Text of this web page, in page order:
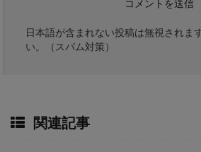
日本語が含まれない投稿は無視されま
い。（スパム対策）
関連記事